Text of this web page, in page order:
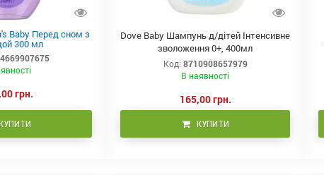
Baby Перед сном з
300 мл
грн.
Dove Baby Шампунь д/дітей Інтенсивне
зволоження 0+, 400мл
Код: 8710908657979
В наявності
165,00 грн.
КУПИТИ